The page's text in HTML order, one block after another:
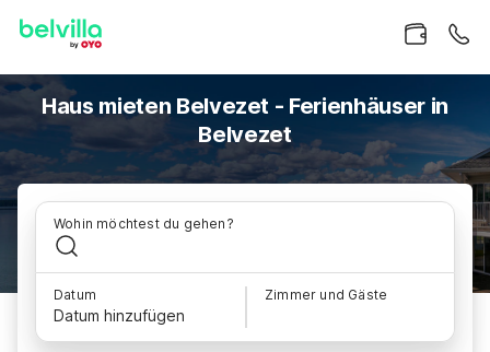
Haus mieten Belvezet - Ferienhäuser in
Belvezet
Wohin möchtest du gehen?
Datum
Datum hinzufügen
Zimmer und Gäste